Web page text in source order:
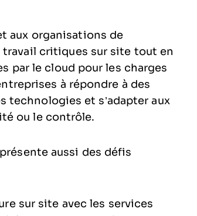
aux organisations de
travail critiques sur site tout en
par le cloud pour les charges
à répondre à des
technologies et s’adapter aux
ou le contrôle.
aussi des défis
sur site avec les services